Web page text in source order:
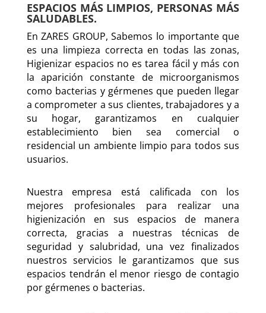
ESPACIOS MÁS LIMPIOS, PERSONAS MÁS
SALUDABLES.
En ZARES GROUP, Sabemos lo importante que
es una limpieza correcta en todas las zonas,
Higienizar espacios no es tarea fácil y más con
la aparición constante de microorganismos
como bacterias y gérmenes que pueden llegar
a comprometer a sus clientes, trabajadores y a
su hogar, garantizamos en cualquier
establecimiento bien sea comercial o
residencial un ambiente limpio para todos sus
usuarios.
Nuestra empresa está calificada con los
mejores profesionales para realizar una
higienización en sus espacios de manera
correcta, gracias a nuestras técnicas de
seguridad y salubridad, una vez finalizados
nuestros servicios le garantizamos que sus
espacios tendrán el menor riesgo de contagio
por gérmenes o bacterias.